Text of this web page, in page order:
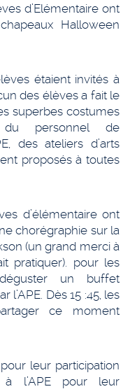
d’Elémentaire ont
Halloween
étaient invités à
des élèves a fait le
superbes costumes
personnel de
des ateliers d’arts
proposés à toutes
d’élémentaire ont
chorégraphie sur la
(un grand merci à
pratiquer). pour les
un buffet
Dès 15 :45, les
ce moment
leur participation
l’APE pour leur